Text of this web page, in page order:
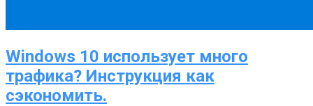
Windows 10 использует много
трафика? Инструкция как
сэкономить.